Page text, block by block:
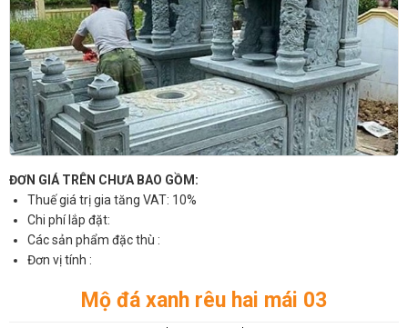
ĐƠN GIÁ TRÊN CHƯA BAO GỒM:
Thuế giá trị gia tăng VAT: 10%
Chi phí lắp đặt:
Các sản phẩm đặc thù :
Đơn vị tính :
Mộ đá xanh rêu hai mái 03